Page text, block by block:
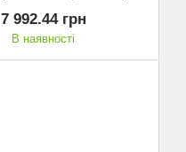
7 992.44 грн
В наявності